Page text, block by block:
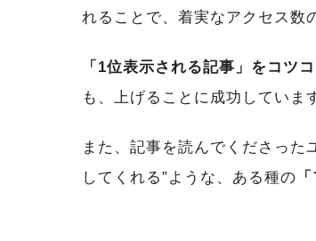
れることで、着実なアクセス数
「1位表示される記事」をコツ
も、上げることに成功していま
また、記事を読んでくださった
してくれる”ような、ある種の